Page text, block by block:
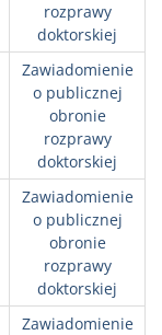
rozprawy
doktorskiej
Zawiadomienie
o publicznej
obronie
rozprawy
doktorskiej
Zawiadomienie
o publicznej
obronie
rozprawy
doktorskiej
Zawiadomienie